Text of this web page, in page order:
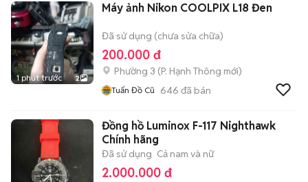
1 phút trước 2
Máy ảnh Nikon COOLPIX L18 Đen
Đã sử dụng (chưa sửa chữa)
200.000 đ
Phường 3 (P. Hạnh Thông mới)
Tuấn Đồ Cũ 646 đã bán
Đồng hồ Luminox F-117 Nighthawk
Chính hãng
Đã sử dụng Cả nam và nữ
2.000.000 đ